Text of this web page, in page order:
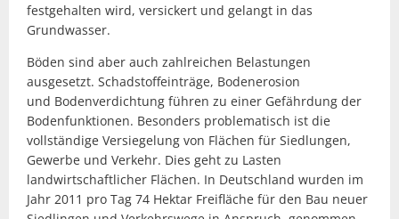
festgehalten wird, versickert und gelangt in das
Grundwasser.
Böden sind aber auch zahlreichen Belastungen
ausgesetzt. Schadstoffeinträge, Bodenerosion
und Bodenverdichtung führen zu einer Gefährdung der
Bodenfunktionen. Besonders problematisch ist die
vollständige Versiegelung von Flächen für Siedlungen,
Gewerbe und Verkehr. Dies geht zu Lasten
landwirtschaftlicher Flächen. In Deutschland wurden im
Jahr 2011 pro Tag 74 Hektar Freifläche für den Bau neuer